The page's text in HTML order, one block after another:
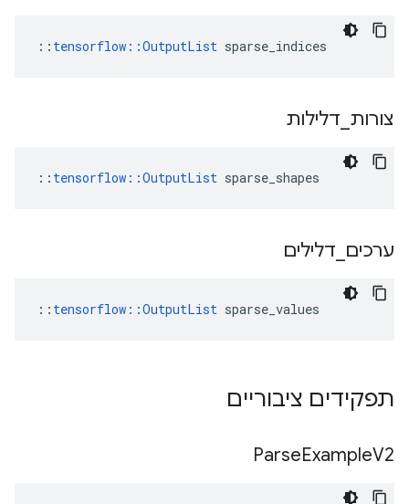
:: tensorflow::OutputList sparse_indices
צורות דלילות
:: tensorflow::OutputList sparse_shapes
ערכים דלילים
:: tensorflow::OutputList sparse_values
תפקידים ציבוריים
ParseExampleV2